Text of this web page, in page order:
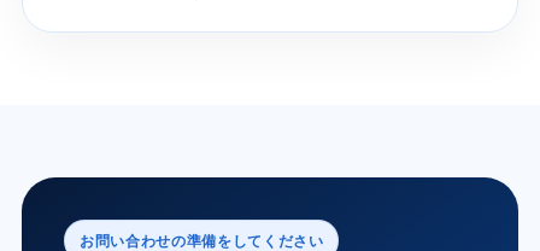
お問い合わせの準備をしてください